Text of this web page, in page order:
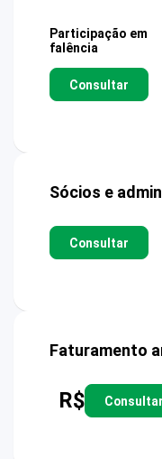
Participação em
falência
Consultar
Sócios e
Consultar
Faturamento
R$ Consultar